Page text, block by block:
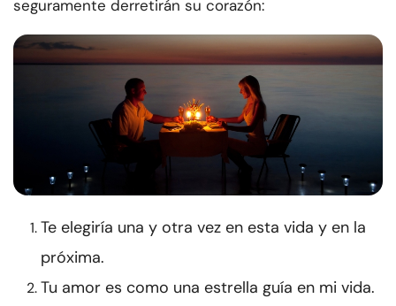
seguramente derretirán su corazón:
Te elegiría una y otra vez en esta vida y en la
próxima.
Tu amor es como una estrella guía en mi vida.